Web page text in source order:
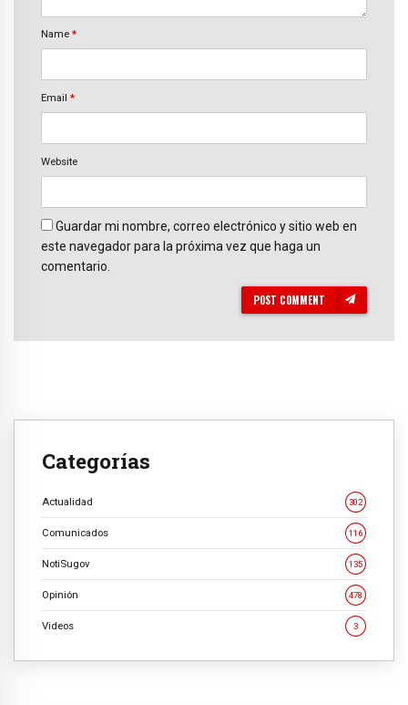
Name *
Email *
Website
Guardar mi nombre, correo electrónico y sitio web en
este navegador para la próxima vez que haga un
comentario.
POST COMMENT
Categorías
Actualidad 302
Comunicados 116
NotiSugov 135
Opinión 478
Videos 3